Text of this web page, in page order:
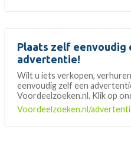
Plaats zelf eenvoudig
advertentie!
Wilt u iets verkopen,
eenvoudig zelf een
Voordeelzoeken.nl. Klik op
Voordeelzoeken.nl/